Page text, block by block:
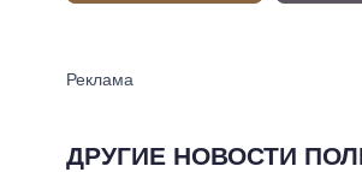
ДРУГИЕ НОВОСТИ